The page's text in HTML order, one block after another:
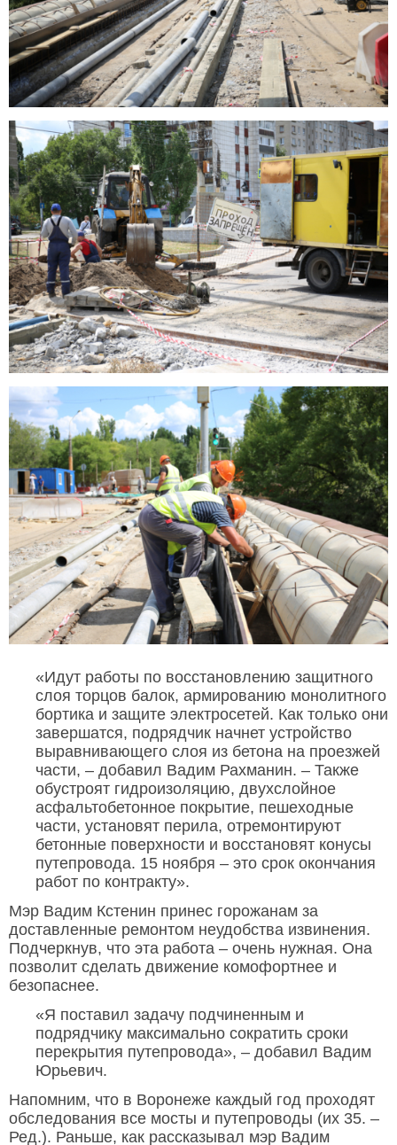
«Идут работы по восстановлению защитного
слоя торцов балок, армированию монолитного
бортика и защите электросетей. Как только они
завершатся, подрядчик начнет устройство
выравнивающего слоя из бетона на проезжей
части, – добавил Вадим Рахманин. – Также
обустроят гидроизоляцию, двухслойное
асфальтобетонное покрытие, пешеходные
части, установят перила, отремонтируют
бетонные поверхности и восстановят конусы
путепровода. 15 ноября – это срок окончания
работ по контракту».
Мэр Вадим Кстенин принес горожанам за
доставленные ремонтом неудобства извинения.
Подчеркнув, что эта работа – очень нужная. Она
позволит сделать движение комофортнее и
безопаснее.
«Я поставил задачу подчиненным и
подрядчику максимально сократить сроки
перекрытия путепровода», – добавил Вадим
Юрьевич.
Напомним, что в Воронеже каждый год проходят
обследования все мосты и путепроводы (их 35. –
Ред.). Раньше, как рассказывал мэр Вадим